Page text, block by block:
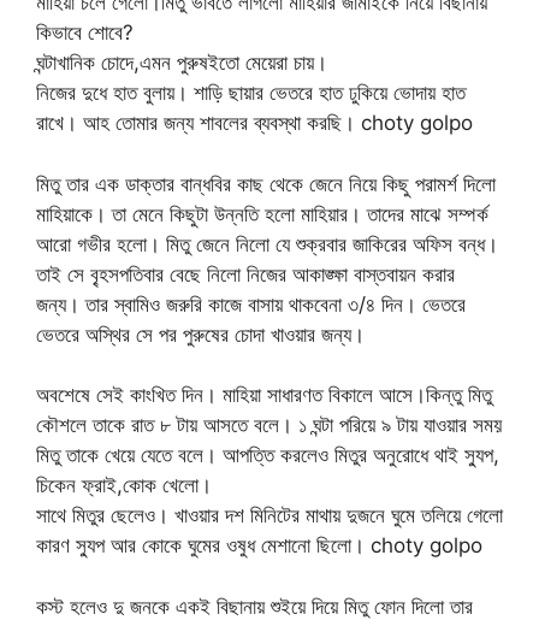
কিভাবে শোবে?
ঘন্টাখানিক চোদে,এমন পুরুষইতো মেয়েরা চায়।
নিজের দুধে হাত বুলায়। শাড়ি ছায়ার ভেতরে হাত ঢুকিয়ে ভোদায় হাত
রাখে। আহ তোমার জন্য শাবলের ব্যবস্থা করছি। choty golpo
মিতু তার এক ডাক্তার বান্ধবির কাছ থেকে জেনে নিয়ে কিছু পরামর্শ দিলো
মাহিয়াকে। তা মেনে কিছুটা উন্নতি হলো মাহিয়ার। তাদের মাঝে সম্পর্ক
আরো গভীর হলো। মিতু জেনে নিলো যে শুক্রবার জাকিরের অফিস বন্ধ।
তাই সে বৃ্হসপতিবার বেছে নিলো নিজের আকাঙ্ক্ষা বাস্তবায়ন করার
জন্য। তার স্বামিও জরুরি কাজে বাসায় থাকবেনা ৩/৪ দিন। ভেতরে
ভেতরে অস্থির সে পর পুরুষের চোদা খাওয়ার জন্য।
অবশেষে সেই কাংখিত দিন। মাহিয়া সাধারণত বিকালে আসে।কিন্তু মিতু
কৌশলে তাকে রাত ৮ টায় আসতে বলে। ১ ঘন্টা পরিয়ে ৯ টায় যাওয়ার সময়
মিতু তাকে খেয়ে যেতে বলে। আপত্তি করলেও মিতুর অনুরোধে থাই স্যুপ,
চিকেন ফ্রাই,কোক খেলো।
সাথে মিতুর ছেলেও। খাওয়ার দশ মিনিটের মাথায় দুজনে ঘুমে তলিয়ে গেলো
কারণ স্যুপ আর কোকে ঘুমের ওষুধ মেশানো ছিলো। choty golpo
কস্ট হলেও দু জনকে একই বিছানায় শুইয়ে দিয়ে মিতু ফোন দিলো তার